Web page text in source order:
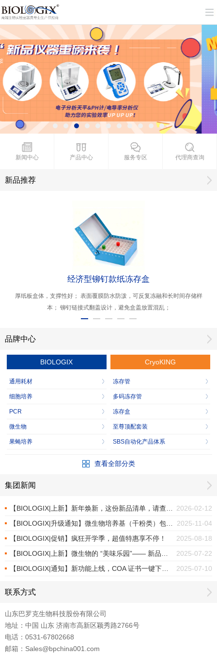
新闻中心 产品中心 服务专区 代理商查询
新品推荐
经济型铆钉款纸冻存盒
厚纸板盒体，支撑性好； 表面覆膜防水防泼，可反复冻融和长时间存储样
本； 铆钉链接式翻盖设计，避免盒盖放置混乱；
品牌中心
BIOLOGIX
通用耗材
细胞培养
PCR
微生物
果蝇培养
CryoKING
冻存管
多码冻存管
冻存盒
至尊顶配套装
SBS自动化产品体系
查看全部分类
集团新闻
2026-02-12
2025-11-04
【BIOLOGIX|促销】疯狂开学季，超值特惠享不停！
2025-08-18
2025-07-22
2025-07-10
联系方式
山东巴罗克生物科技股份有限公司
地址：中国 山东 济南市高新区颖秀路2766号
电话：0531-67802668
邮箱：Sales@bpchina001.com